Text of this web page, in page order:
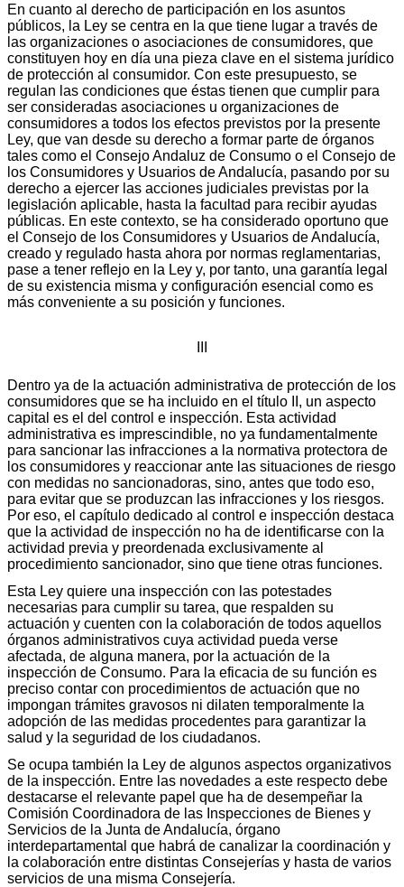
En cuanto al derecho de participación en los asuntos
públicos, la Ley se centra en la que tiene lugar a través de
las organizaciones o asociaciones de consumidores, que
constituyen hoy en día una pieza clave en el sistema jurídico
de protección al consumidor. Con este presupuesto, se
regulan las condiciones que éstas tienen que cumplir para
ser consideradas asociaciones u organizaciones de
consumidores a todos los efectos previstos por la presente
Ley, que van desde su derecho a formar parte de órganos
tales como el Consejo Andaluz de Consumo o el Consejo de
los Consumidores y Usuarios de Andalucía, pasando por su
derecho a ejercer las acciones judiciales previstas por la
legislación aplicable, hasta la facultad para recibir ayudas
públicas. En este contexto, se ha considerado oportuno que
el Consejo de los Consumidores y Usuarios de Andalucía,
creado y regulado hasta ahora por normas reglamentarias,
pase a tener reflejo en la Ley y, por tanto, una garantía legal
de su existencia misma y configuración esencial como es
más conveniente a su posición y funciones.
Dentro ya de la actuación administrativa de protección de los
consumidores que se ha incluido en el título II, un aspecto
capital es el del control e inspección. Esta actividad
administrativa es imprescindible, no ya fundamentalmente
para sancionar las infracciones a la normativa protectora de
los consumidores y reaccionar ante las situaciones de riesgo
con medidas no sancionadoras, sino, antes que todo eso,
para evitar que se produzcan las infracciones y los riesgos.
Por eso, el capítulo dedicado al control e inspección destaca
que la actividad de inspección no ha de identificarse con la
actividad previa y preordenada exclusivamente al
procedimiento sancionador, sino que tiene otras funciones.
Esta Ley quiere una inspección con las potestades
necesarias para cumplir su tarea, que respalden su
actuación y cuenten con la colaboración de todos aquellos
órganos administrativos cuya actividad pueda verse
afectada, de alguna manera, por la actuación de la
inspección de Consumo. Para la eficacia de su función es
preciso contar con procedimientos de actuación que no
impongan trámites gravosos ni dilaten temporalmente la
adopción de las medidas procedentes para garantizar la
salud y la seguridad de los ciudadanos.
Se ocupa también la Ley de algunos aspectos organizativos
de la inspección. Entre las novedades a este respecto debe
destacarse el relevante papel que ha de desempeñar la
Comisión Coordinadora de las Inspecciones de Bienes y
Servicios de la Junta de Andalucía, órgano
interdepartamental que habrá de canalizar la coordinación y
la colaboración entre distintas Consejerías y hasta de varios
servicios de una misma Consejería.